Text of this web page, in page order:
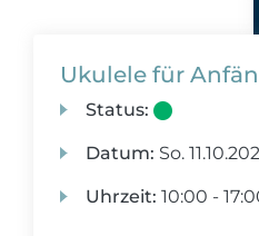
Ukulele für
Status:
Datum: So.
Uhrzeit: 10:00 -